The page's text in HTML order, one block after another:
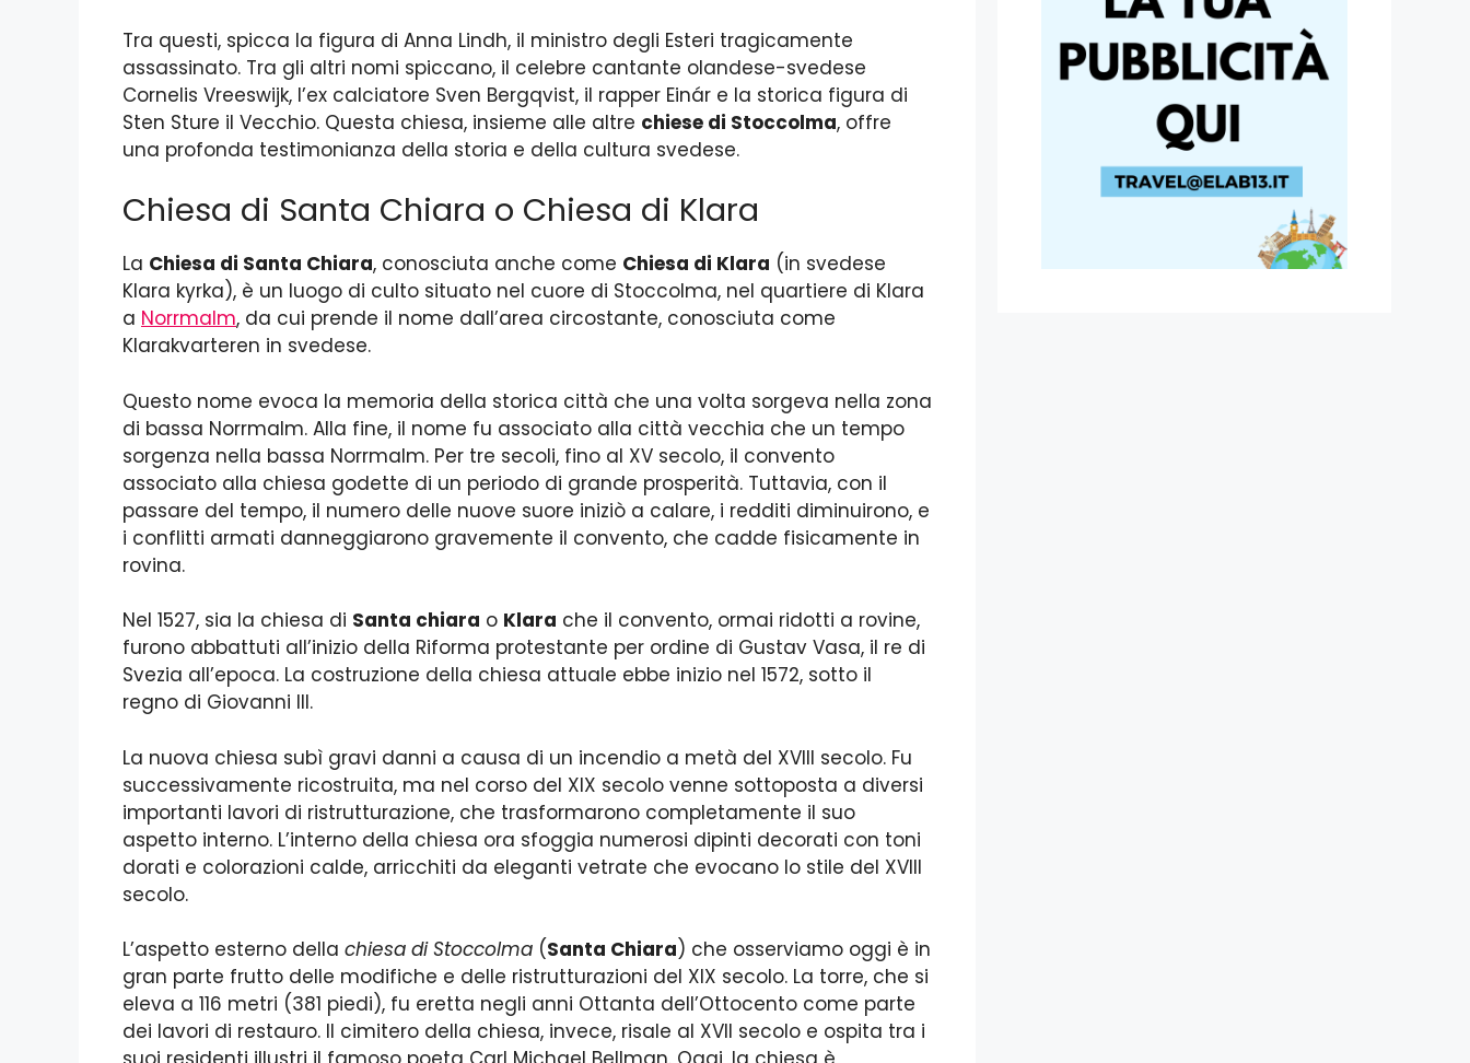
Tra questi, spicca la figura di Anna Lindh, il ministro degli Esteri tragicamente
assassinato. Tra gli altri nomi spiccano, il celebre cantante olandese-svedese
Cornelis Vreeswijk, l’ex calciatore Sven Bergqvist, il rapper Einár e la storica figura di
Sten Sture il Vecchio. Questa chiesa, insieme alle altre chiese di Stoccolma, offre
una profonda testimonianza della storia e della cultura svedese.
Chiesa di Santa Chiara o Chiesa di Klara
La Chiesa di Santa Chiara, conosciuta anche come Chiesa di Klara (in svedese
Klara kyrka), è un luogo di culto situato nel cuore di Stoccolma, nel quartiere di Klara
a Norrmalm, da cui prende il nome dall’area circostante, conosciuta come
Klarakvarteren in svedese.
Questo nome evoca la memoria della storica città che una volta sorgeva nella zona
di bassa Norrmalm. Alla fine, il nome fu associato alla città vecchia che un tempo
sorgenza nella bassa Norrmalm. Per tre secoli, fino al XV secolo, il convento
associato alla chiesa godette di un periodo di grande prosperità. Tuttavia, con il
passare del tempo, il numero delle nuove suore iniziò a calare, i redditi diminuirono, e
i conflitti armati danneggiarono gravemente il convento, che cadde fisicamente in
rovina.
Nel 1527, sia la chiesa di Santa chiara o Klara che il convento, ormai ridotti a rovine,
furono abbattuti all’inizio della Riforma protestante per ordine di Gustav Vasa, il re di
Svezia all’epoca. La costruzione della chiesa attuale ebbe inizio nel 1572, sotto il
regno di Giovanni III.
La nuova chiesa subì gravi danni a causa di un incendio a metà del XVIII secolo. Fu
successivamente ricostruita, ma nel corso del XIX secolo venne sottoposta a diversi
importanti lavori di ristrutturazione, che trasformarono completamente il suo
aspetto interno. L’interno della chiesa ora sfoggia numerosi dipinti decorati con toni
dorati e colorazioni calde, arricchiti da eleganti vetrate che evocano lo stile del XVIII
secolo.
L’aspetto esterno della chiesa di Stoccolma (Santa Chiara) che osserviamo oggi è in
gran parte frutto delle modifiche e delle ristrutturazioni del XIX secolo. La torre, che si
eleva a 116 metri (381 piedi), fu eretta negli anni Ottanta dell’Ottocento come parte
dei lavori di restauro. Il cimitero della chiesa, invece, risale al XVII secolo e ospita tra i